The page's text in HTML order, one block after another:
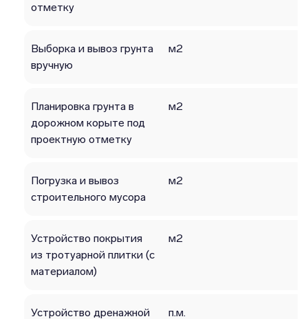
отметку
Выборка и вывоз грунта
вручную
м2
Планировка грунта в
дорожном корыте под
проектную отметку
м2
Погрузка и вывоз
строительного мусора
м2
Устройство покрытия
из тротуарной плитки (с
материалом)
м2
Устройство дренажной
п.м.